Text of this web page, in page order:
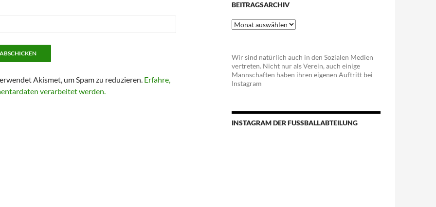
Akismet, um Spam zu reduzieren. Erfahre,
verarbeitet werden.
BEITRAGSARCHIV
Beitragsarchiv
Wir sind natürlich auch in den Sozialen Medien
vertreten. Nicht nur als Verein, auch einige
Mannschaften haben ihren eigenen Auftritt bei
Instagram
INSTAGRAM DER FUSSBALLABTEILUNG